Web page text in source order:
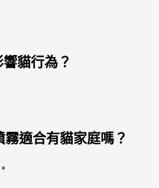
貓行為？
適合有貓家庭嗎？